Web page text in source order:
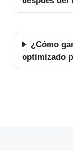
¿Cómo
optimizado